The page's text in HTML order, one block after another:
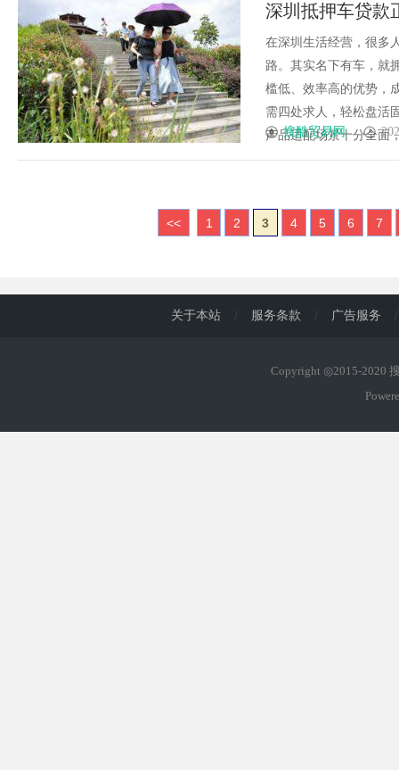
深圳抵押车贷款
在深圳生活经营，很多
路。其实名下有车，就
槛低、效率高的优势，
需四处求人，轻松盘活
产品适配场景十分全面
搜酷贸易网
<< 1 2 3 4 5 6 7
关于本站 / 服务条款 / 广告服务 /
Copyright ◎2015-2020